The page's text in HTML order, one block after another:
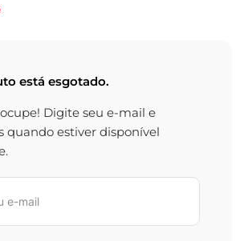
está esgotado.
Digite seu e-mail e
quando estiver disponível